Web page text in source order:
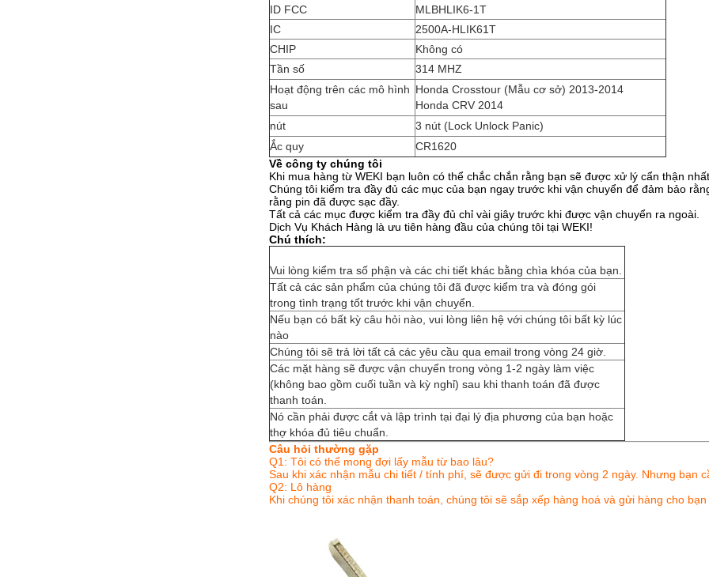
ID FCC
MLBHLIK6-1T
IC
2500A-HLIK61T
CHIP
Không có
Tần số
314 MHZ
Hoạt động trên các mô hình
sau
Honda Crosstour (Mẫu cơ sở) 2013-2014
Honda CRV 2014
nút
3 nút (Lock Unlock Panic)
Ắc quy
CR1620
Về công ty chúng tôi
Khi mua hàng từ WEKI bạn luôn có thể chắc chắn rằng bạn sẽ được xử lý cẩn thận
Chúng tôi kiểm tra đầy đủ các mục của bạn ngay trước khi vận chuyển để đảm bảo
rằng pin đã được sạc đầy.
Tất cả các mục được kiểm tra đầy đủ chỉ vài giây trước khi được vận chuyển ra ngoài.
Dịch Vụ Khách Hàng là ưu tiên hàng đầu của chúng tôi tại WEKI!
Chú thích:
Vui lòng kiểm tra số phận và các chi tiết khác bằng chìa khóa của bạn.
Tất cả các sản phẩm của chúng tôi đã được kiểm tra và đóng gói
trong tình trạng tốt trước khi vận chuyển.
Nếu bạn có bất kỳ câu hỏi nào, vui lòng liên hệ với chúng tôi bất kỳ lúc
nào
Chúng tôi sẽ trả lời tất cả các yêu cầu qua email trong vòng 24 giờ.
Các mặt hàng sẽ được vận chuyển trong vòng 1-2 ngày làm việc
(không bao gồm cuối tuần và kỳ nghỉ) sau khi thanh toán đã được
thanh toán.
Nó cần phải được cắt và lập trình tại đại lý địa phương của bạn hoặc
thợ khóa đủ tiêu chuẩn.
Câu hỏi thường gặp
Q1: Tôi có thể mong đợi lấy mẫu từ bao lâu?
Sau khi xác nhận mẫu chi tiết / tính phí, sẽ được gửi đi trong vòng 2 ngày. Nhưng bạn
Q2: Lô hàng
Khi chúng tôi xác nhận thanh toán, chúng tôi sẽ sắp xếp hàng hoá và gửi hàng cho